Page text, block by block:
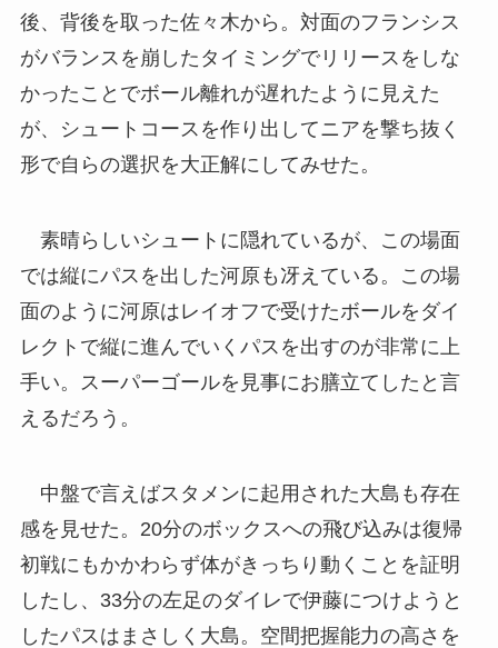
後、背後を取った佐々木から。対面のフランシス
がバランスを崩したタイミングでリリースをしな
かったことでボール離れが遅れたように見えた
が、シュートコースを作り出してニアを撃ち抜く
形で自らの選択を大正解にしてみせた。
素晴らしいシュートに隠れているが、この場面
では縦にパスを出した河原も冴えている。この場
面のように河原はレイオフで受けたボールをダイ
レクトで縦に進んでいくパスを出すのが非常に上
手い。スーパーゴールを見事にお膳立てしたと言
えるだろう。
中盤で言えばスタメンに起用された大島も存在
感を見せた。20分のボックスへの飛び込みは復帰
初戦にもかかわらず体がきっちり動くことを証明
したし、33分の左足のダイレで伊藤につけようと
したパスはまさしく大島。空間把握能力の高さを